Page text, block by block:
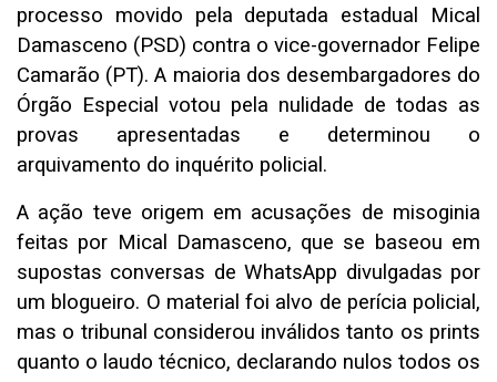
processo movido pela deputada estadual Mical
Damasceno (PSD) contra o vice-governador Felipe
Camarão (PT). A maioria dos desembargadores do
Órgão Especial votou pela nulidade de todas as
provas apresentadas e determinou o
arquivamento do inquérito policial.
A ação teve origem em acusações de misoginia
feitas por Mical Damasceno, que se baseou em
supostas conversas de WhatsApp divulgadas por
um blogueiro. O material foi alvo de perícia policial,
mas o tribunal considerou inválidos tanto os prints
quanto o laudo técnico, declarando nulos todos os